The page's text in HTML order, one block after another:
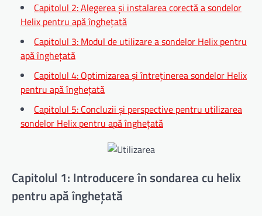
Capitolul 2: Alegerea și instalarea corectă a sondelor
Helix pentru apă înghețată
Capitolul 3: Modul de utilizare a sondelor Helix pentru
apă înghețată
Capitolul 4: Optimizarea și întreținerea sondelor Helix
pentru apă înghețată
Capitolul 5: Concluzii și perspective pentru utilizarea
sondelor Helix pentru apă înghețată
Capitolul 1: Introducere în sondarea cu helix
pentru apă înghețată